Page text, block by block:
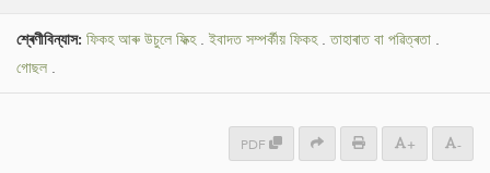
শ্ৰেণীবিন্যাস: ফিকহ আৰু উচুলে ফিক্হ. ইবাদত সম্পৰ্কীয় ফিকহ.তাহাৰাত বা পৱিত্ৰতা .
গোছল .
PDF + -